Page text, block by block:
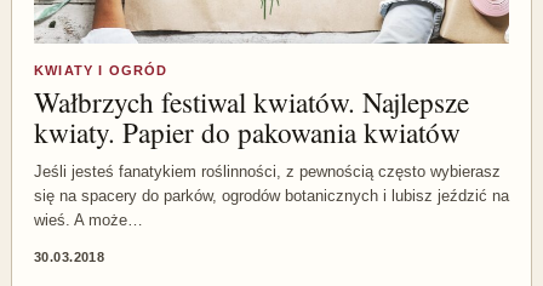
KWIATY I OGRÓD
Wałbrzych festiwal kwiatów. Najlepsze
kwiaty. Papier do pakowania kwiatów
Jeśli jesteś fanatykiem roślinności, z pewnością często wybierasz
się na spacery do parków, ogrodów botanicznych i lubisz jeździć na
wieś. A może…
30.03.2018